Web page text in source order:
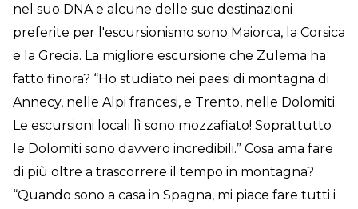
nel suo DNA e alcune delle sue destinazioni
preferite per l'escursionismo sono Maiorca, la Corsica
e la Grecia. La migliore escursione che Zulema ha
fatto finora? “Ho studiato nei paesi di montagna di
Annecy, nelle Alpi francesi, e Trento, nelle Dolomiti.
Le escursioni locali lì sono mozzafiato! Soprattutto
le Dolomiti sono davvero incredibili.” Cosa ama fare
di più oltre a trascorrere il tempo in montagna?
“Quando sono a casa in Spagna, mi piace fare tutti i